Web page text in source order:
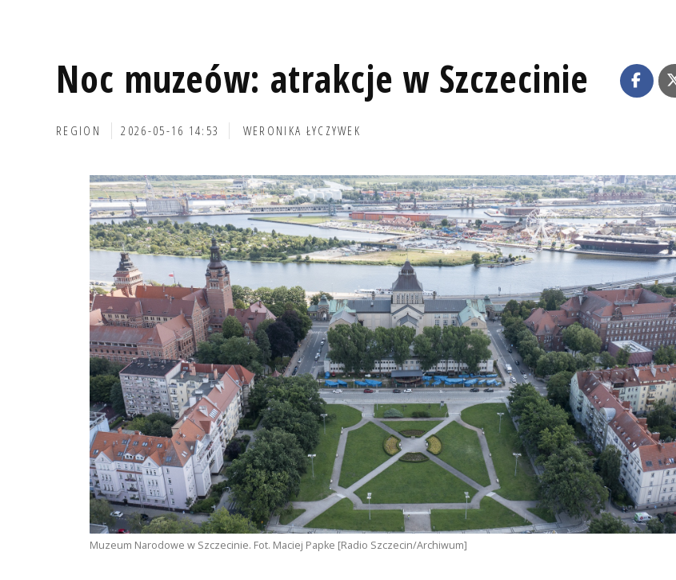
Noc muzeów: atrakcje w Szczecinie
REGION 2026-05-16 14:53 WERONIKA ŁYCZYWEK
Muzeum Narodowe w Szczecinie. Fot. Maciej Papke [Radio Szczecin/Archiwum]